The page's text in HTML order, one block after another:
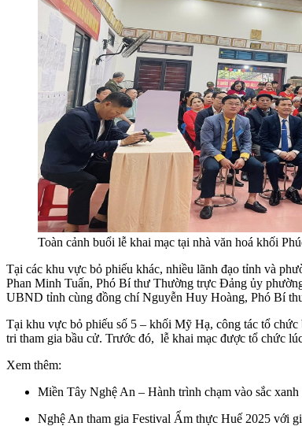
Toàn cảnh buổi lễ khai mạc tại nhà văn hoá khối
Tại các khu vực bỏ phiếu khác, nhiều lãnh đạo tỉnh và
Phan Minh Tuấn, Phó Bí thư Thường trực Đảng ủy
UBND tỉnh cùng đồng chí Nguyễn Huy Hoàng, Phó Bí
Tại khu vực bỏ phiếu số 5 – khối Mỹ Hạ, công tác tổ
tri tham gia bầu cử. Trước đó, lễ khai mạc được tổ chức
Xem thêm:
Miền Tây Nghệ An – Hành trình chạm vào sắc xanh
Nghệ An tham gia Festival Ẩm thực Huế 2025 với